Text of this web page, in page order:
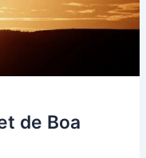
de Boa